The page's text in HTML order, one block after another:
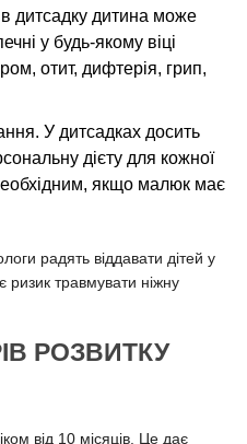
дитсадку дитина може
у будь-якому віці
отит, дифтерія, грип,
У дитсадках досить
дієту для кожної
якщо малюк має
радять віддавати дітей у
ризик травмувати ніжну
РОЗВИТКУ
від 10 місяців. Це дає